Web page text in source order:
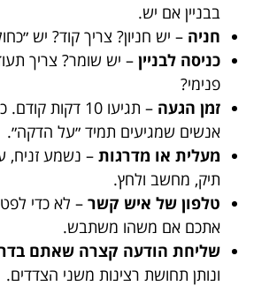
בבניין אם יש.
חניה – יש חניון? צריך קוד? יש
כניסה לבניין – יש שומר? צריך
פנימי?
זמן הגעה
– תגיעו 10 דקות
אנשים שמגיעים תמיד ״על הדקה״.
מעלית או מדרגות – נשמע זניח,
תיק, מחשב ולחץ.
טלפון של איש קשר – לא כדי
אתכם אם משהו משתבש.
שליחת הודעה קצרה שאתם
ונותן תחושת רצינות משני הצדדים.